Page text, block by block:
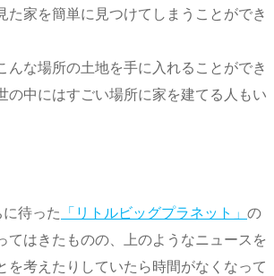
た家を簡単に見つけてしまうことができ
んな場所の土地を手に入れることができ
の中にはすごい場所に家を建てる人もい
待った 「リトルビッグプラネット」 の
てはきたものの、上のようなニュースを
を考えたりしていたら時間がなくなって